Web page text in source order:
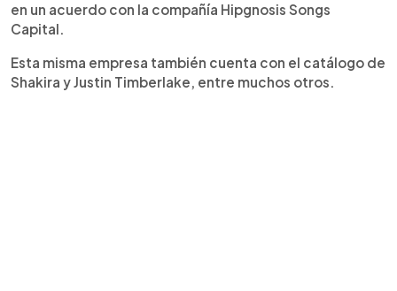
en un acuerdo con la compañía Hipgnosis Songs
Capital.
Esta misma empresa también cuenta con el catálogo de
Shakira y Justin Timberlake, entre muchos otros.